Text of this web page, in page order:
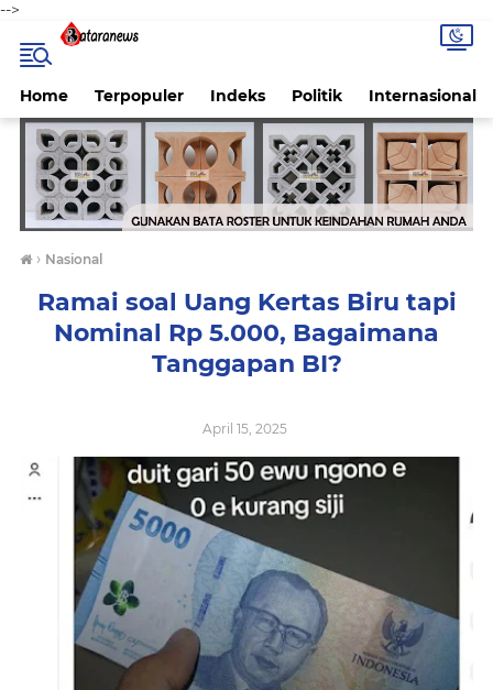
-->
Home Terpopuler Indeks Politik Internasional
› Nasional
Ramai soal Uang Kertas Biru tapi
Nominal Rp 5.000, Bagaimana
Tanggapan BI?
April 15, 2025